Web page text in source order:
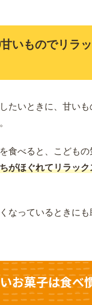
いものでリラ
たいときに、甘い
食べると、こどもの
がほぐれてリラッ
なっているときにも
お菓子は食べ